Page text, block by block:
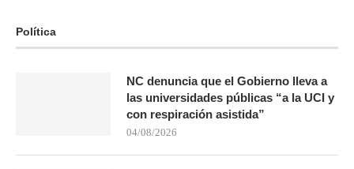
Política
NC denuncia que el Gobierno lleva a
las universidades públicas “a la UCI y
con respiración asistida”
04/08/2026